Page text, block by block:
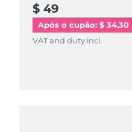
$ 49
Após o cupão: $ 34,30
VAT and duty incl.